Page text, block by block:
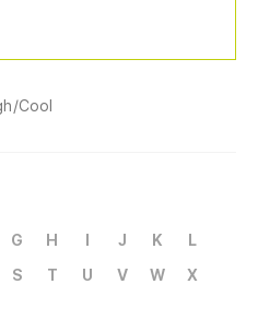
Cool
G H I J K
L
S T U V W
X